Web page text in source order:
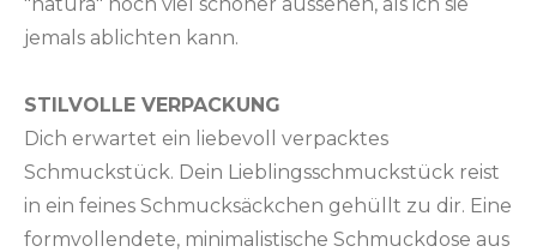
jemals ablichten kann.
STILVOLLE VERPACKUNG
Dich erwartet ein liebevoll verpacktes
Schmuckstück. Dein Lieblingsschmuckstück reist
in ein feines Schmucksäckchen gehüllt zu dir. Eine
formvollendete, minimalistische Schmuckdose aus